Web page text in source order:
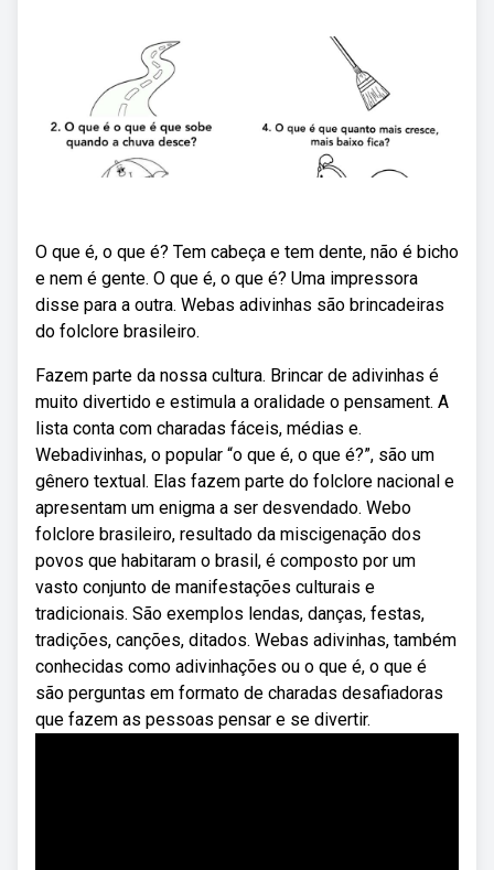
O que é, o que é? Tem cabeça e tem dente, não é bicho
e nem é gente. O que é, o que é? Uma impressora
disse para a outra. Webas adivinhas são brincadeiras
do folclore brasileiro.
Fazem parte da nossa cultura. Brincar de adivinhas é
muito divertido e estimula a oralidade o pensament. A
lista conta com charadas fáceis, médias e.
Webadivinhas, o popular “o que é, o que é?”, são um
gênero textual. Elas fazem parte do folclore nacional e
apresentam um enigma a ser desvendado. Webo
folclore brasileiro, resultado da miscigenação dos
povos que habitaram o brasil, é composto por um
vasto conjunto de manifestações culturais e
tradicionais. São exemplos lendas, danças, festas,
tradições, canções, ditados. Webas adivinhas, também
conhecidas como adivinhações ou o que é, o que é
são perguntas em formato de charadas desafiadoras
que fazem as pessoas pensar e se divertir.